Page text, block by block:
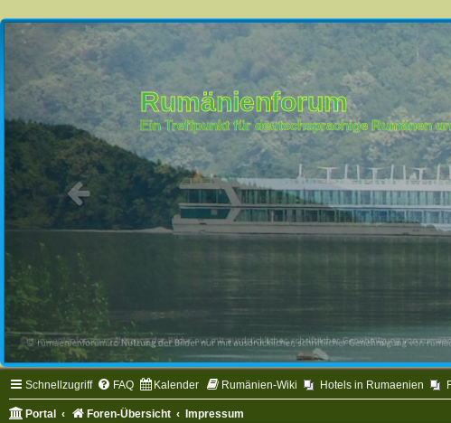
Rumänienforum
Ein Treffpunkt für deutschsprachige Rumänen
Schnellzugriff FAQ Kalender Rumänien-Wiki Hotels in Rumaenien
Portal Foren-Übersicht Impressum